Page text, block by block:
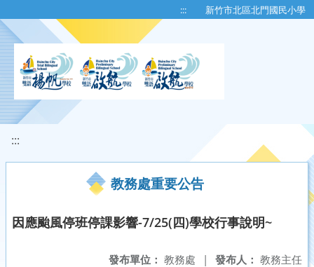
::: 新竹市北區北門國民小學
:::
教務處重要公告
因應颱風停班停課影響-7/25(四)學校行事說明~
發布人： 教務主任
發布單位： 教務處 |